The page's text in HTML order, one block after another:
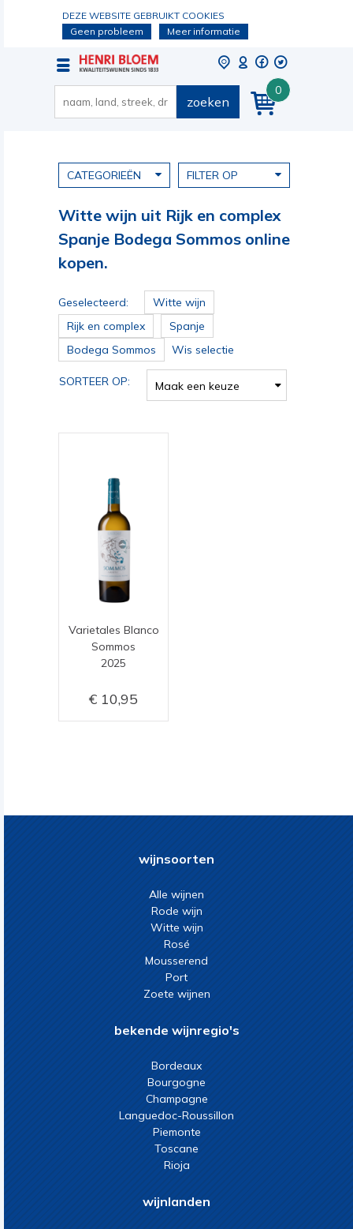
DEZE WEBSITE GEBRUIKT COOKIES
Geen probleem
Meer informatie
0
zoeken
CATEGORIEËN FILTER OP
Witte wijn uit Rijk en complex
Spanje Bodega Sommos online
kopen.
Geselecteerd:
Witte wijn
Rijk en complex
Spanje
Bodega Sommos
Wis selectie
SORTEER OP: Maak een keuze
Varietales Blanco
Sommos
2025
10,95
wijnsoorten
Alle wijnen
Rode wijn
Witte wijn
Rosé
Mousserend
Port
Zoete wijnen
bekende wijnregio's
Bordeaux
Bourgogne
Champagne
Languedoc-Roussillon
Piemonte
Toscane
Rioja
wijnlanden